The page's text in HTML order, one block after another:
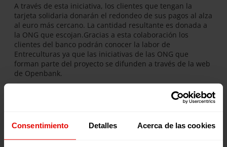
Consentimiento Detalles Acerca de las cookies
A través de esta iniciativa, los clientes que tengan la
tarjeta solidaria donarán el redondeo de sus pagos al alza
al euro más cercano. La cantidad resultante es donada a
la ONG que escojan.Gracias a esta colaboración los
clientes del banco podrán conocer la labor de
Entreculturas ya que las iniciativas de las ONG que
forman parte del proyecto se difunden a través de la web
de Openbank.